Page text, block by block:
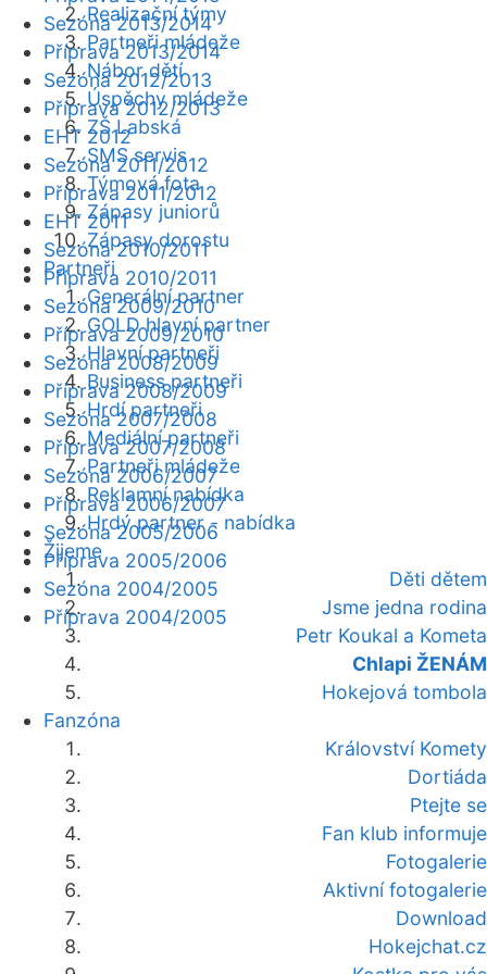
Realizační týmy
Partneři mládeže
Nábor dětí
Úspěchy mládeže
ZŠ Labská
SMS servis
Týmová fota
Zápasy juniorů
Zápasy dorostu
Partneři
Generální partner
GOLD hlavní partner
Hlavní partneři
Business partneři
Hrdí partneři
Mediální partneři
Partneři mládeže
Reklamní nabídka
Hrdý partner - nabídka
Žijeme
Děti dětem
Jsme jedna rodina
Petr Koukal a Kometa
Chlapi ŽENÁM
Hokejová tombola
Fanzóna
Království Komety
Dortiáda
Ptejte se
Fan klub informuje
Fotogalerie
Aktivní fotogalerie
Download
Hokejchat.cz
Sezóna 2013/2014
Příprava 2013/2014
Sezóna 2012/2013
Příprava 2012/2013
EHT 2012
Sezóna 2011/2012
Příprava 2011/2012
EHT 2011
Sezóna 2010/2011
Příprava 2010/2011
Sezóna 2009/2010
Příprava 2009/2010
Sezóna 2008/2009
Příprava 2008/2009
Sezóna 2007/2008
Příprava 2007/2008
Sezóna 2006/2007
Příprava 2006/2007
Sezóna 2005/2006
Příprava 2005/2006
Sezóna 2004/2005
Příprava 2004/2005